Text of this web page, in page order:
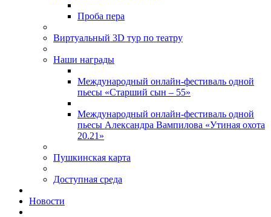
Проба пера
Виртуальный 3D тур по театру
Наши награды
Международный онлайн-фестиваль одной
пьесы «Старший сын – 55»
Международный онлайн-фестиваль одной
пьесы Александра Вампилова «Утиная охота
20.21»
Пушкинская карта
Доступная среда
Новости